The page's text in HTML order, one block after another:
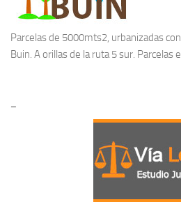
Parcelas de 5000mts2, urbanizadas
Buin. A orillas de la ruta 5 sur. Parcelas
–